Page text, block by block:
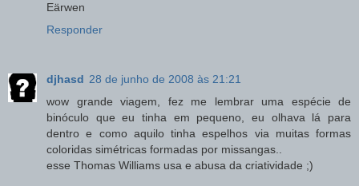
Eärwen
Responder
djhasd 28 de junho de 2008 às 21:21
wow grande viagem, fez me lembrar uma espécie de
binóculo que eu tinha em pequeno, eu olhava lá para
dentro e como aquilo tinha espelhos via muitas formas
coloridas simétricas formadas por missangas..
esse Thomas Williams usa e abusa da criatividade ;)